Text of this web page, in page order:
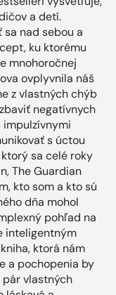
a detí.
nad sebou a
ku ktorému
mnohoročnej
ovplyvnila náš
z vlastných chýb
negatívnych
impulzívnymi
s úctou
sa celé roky
The Guardian
kto som a kto sú
dňa mohol
pohľad na
inteligentným
ktorá nám
a pochopenia by
vlastných